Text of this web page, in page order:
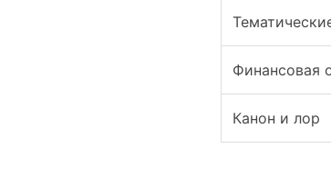
Финансовая
Канон и лор